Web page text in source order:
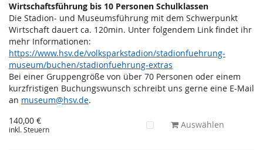
Wirtschaftsführung bis 10 Personen Schulklassen
Die Stadion- und Museumsführung mit dem Schwerpunkt
Wirtschaft dauert ca. 120min. Unter folgendem Link findet ihr
mehr Informationen:
https://www.hsv.de/volksparkstadion/stadionfuehrung-
museum/buchen/stadionfuehrung-extras
Bei einer Gruppengröße von über 70 Personen oder einem
kurzfristigen Buchungswunsch schreibt uns gerne eine E-Mail
an museum@hsv.de.
140,00 €
inkl. Steuern Auswählen